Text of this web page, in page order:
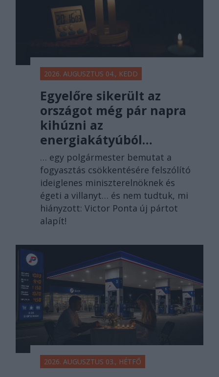
2026. AUGUSZTUS 04., KEDD
Egyelőre sikerült az
országot még pár napra
kihúzni az
energiakátyúból…
… egy polgármester bemutat a
fogyasztás csökkentésére felszólító
ideiglenes miniszterelnöknek és
égeti a villanyt… és nem tudtuk, mi
hiányzott: Victor Ponta új pártot
alapít!
2026. AUGUSZTUS 03., HÉTFŐ